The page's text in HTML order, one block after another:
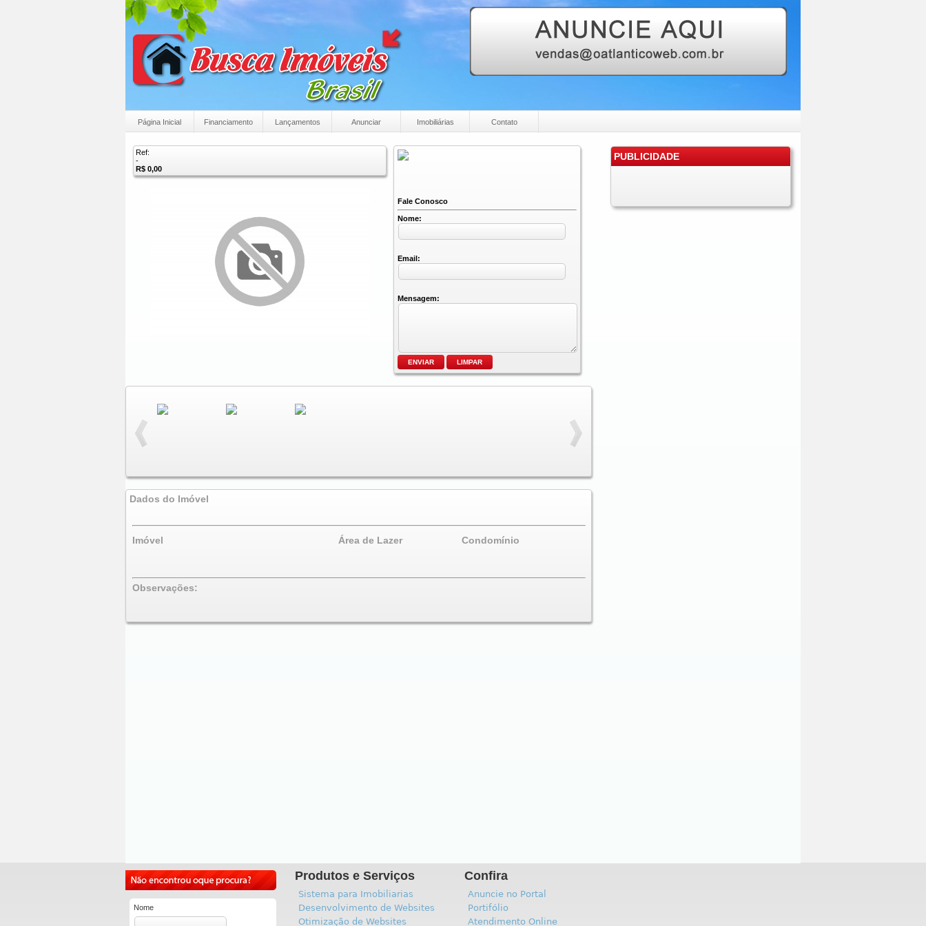
Página Inicial Financiamento Lançamentos Anunciar Imobiliárias Contato
PUBLICIDADE
Ref:
-
R$ 0,00
Fale Conosco
Nome:
Email:
Mensagem:
Dados do Imóvel
Imóvel Área de Lazer Condomínio
Observações:
Nome
Produtos e Serviços
Sistema para Imobiliarias
Desenvolvimento de Websites
Otimização de Websites
Confira
Anuncie no Portal
Portifólio
Atendimento Online